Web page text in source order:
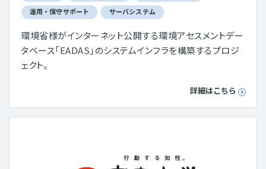
運用・保守サポート
サーバシステム
環境省様がインターネット公開する環境アセスメントデー
タベース「EADAS」のシステムインフラを構築するプロジ
ェクト。
詳細はこちら